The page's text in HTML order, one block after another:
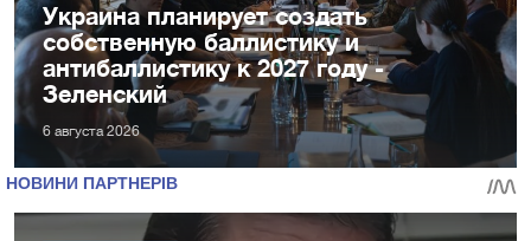
Украина планирует создать
собственную баллистику и
антибаллистику к 2027 году -
Зеленский
6 августа 2026